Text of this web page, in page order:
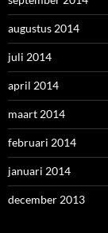
augustus 2014
juli 2014
april 2014
maart 2014
februari 2014
januari 2014
december 2013